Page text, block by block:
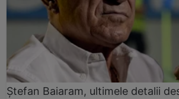
Ștefan Baiaram, ultimele detalii